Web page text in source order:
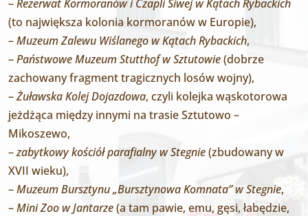
–Rezerwat Kormoranów i Czapli Siwej w Kątach Rybackich
(to największa kolonia kormoranów w Europie),
–Muzeum Zalewu Wiślanego w Kątach Rybackich,
–Państwowe Muzeum Stutthof w Sztutowie(dobrze
zachowany fragment tragicznych losów wojny),
–Żuławska Kolej Dojazdowa, czyli kolejka wąskotorowa
jeżdżąca między innymi na trasie Sztutowo –
Mikoszewo,
–zabytkowy kościół parafialny w Stegnie(zbudowany w
XVII wieku),
–Muzeum Bursztynu „Bursztynowa Komnata” w Stegnie,
–Mini Zoo w Jantarze(a tam pawie, emu, gęsi, łabędzie,